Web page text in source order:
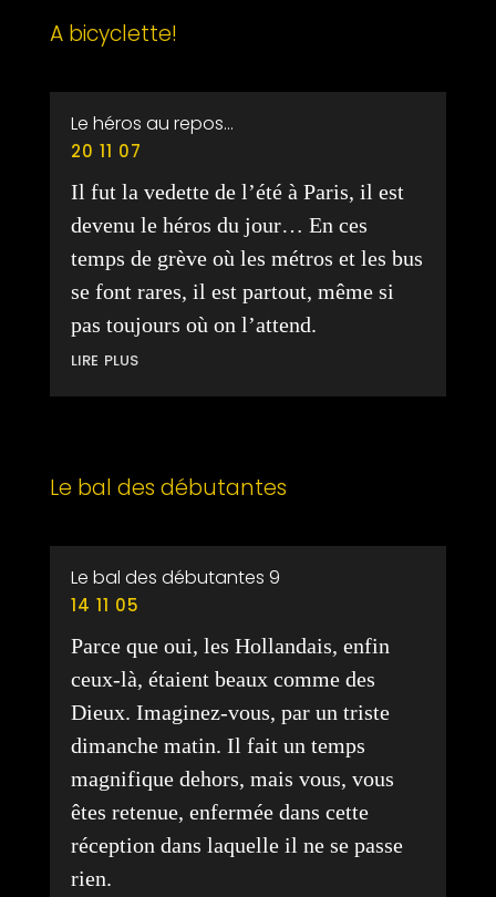
A bicyclette!
Le héros au repos…
20 11 07
Il fut la vedette de l’été à Paris, il est
devenu le héros du jour… En ces
temps de grève où les métros et les bus
se font rares, il est partout, même si
pas toujours où on l’attend.
lire plus
Le bal des débutantes
Le bal des débutantes 9
14 11 05
Parce que oui, les Hollandais, enfin
ceux-là, étaient beaux comme des
Dieux. Imaginez-vous, par un triste
dimanche matin. Il fait un temps
magnifique dehors, mais vous, vous
êtes retenue, enfermée dans cette
réception dans laquelle il ne se passe
rien.